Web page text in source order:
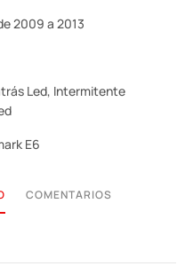
2009 a 2013
Led, Intermitente
E6
COMENTARIOS